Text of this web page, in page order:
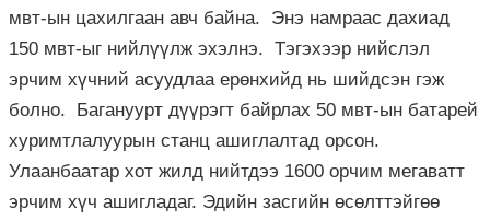
мвт-ын цахилгаан авч байна. Энэ намраас дахиад
150 мвт-ыг нийлүүлж эхэлнэ. Тэгэхээр нийслэл
эрчим хүчний асуудлаа ерөнхийд нь шийдсэн гэж
болно. Багануурт дүүрэгт байрлах 50 мвт-ын батарей
хуримтлалуурын станц ашиглалтад орсон.
Улаанбаатар хот жилд нийтдээ 1600 орчим мегаватт
эрчим хүч ашигладаг. Эдийн засгийн өсөлттэйгөө